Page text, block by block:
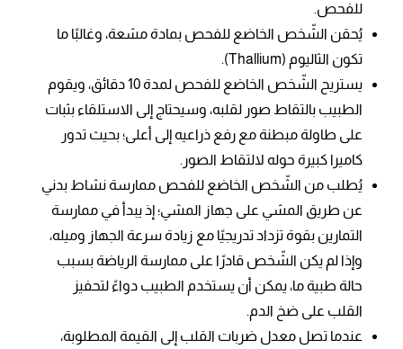
للفحص.
يُحقن الشّخص الخاضع للفحص بمادة مشعة، وغالبًا ما
تكون الثاليوم (Thallium).
يستريح الشّخص الخاضع للفحص لمدة 10 دقائق، ويقوم
الطبيب بالتقاط صور لقلبه، وسيحتاج إلى الاستلقاء بثبات
على طاولة مبطنة مع رفع ذراعيه إلى أعلى؛ بحيث تدور
كاميرا كبيرة حوله لالتقاط الصور.
يُطلب من الشّخص الخاضع للفحص ممارسة نشاط بدني
عن طريق المشي على جهاز المشي؛ إذ يبدأ في ممارسة
التمارين بقوة تزداد تدريجيًا مع زيادة سرعة الجهاز وميله،
وإذا لم يكن الشّخص قادرًا على ممارسة الرياضة بسبب
حالة طبية ما، يمكن أن يستخدم الطبيب دواءً لتحفيز
القلب على ضخ الدم.
عندما تصل معدل ضربات القلب إلى القيمة المطلوبة،